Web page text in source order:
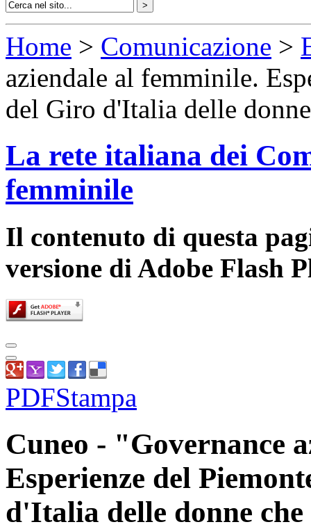
Home > Comunicazione >
aziendale al femminile.
del Giro d'Italia delle
La rete italiana dei
femminile
Il contenuto di questa
versione di Adobe Flash
PDFStampa
Cuneo - "Governance
Esperienze del
d'Italia delle donne